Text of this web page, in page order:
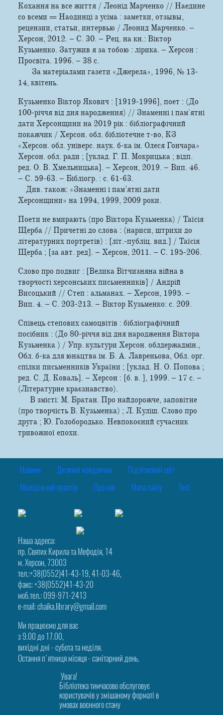
Кохання на все життя / Леонід Марченко // Наедине
со всеми = Наодинці з усіма : заметки, отзывы,
рецензии, статьи, интервью / Леонид Марченко. –
Херсон, 2012. – С. 30. – Рец. на кн.: Віктор
Кузьменко. Затужив я за тобою : лірика. – Херсон :
Просвіта. 1996. – 38 с.
За матеріалами газети «Джерела», 1996, № 13-
14, квітень.
Кузьменко Віктор Якович : [1919-1996], поет : (До
100-річчя від дня народження) // Знаменні і пам'ятні
дати Херсонщини на 2019 рік : бібліографічний
покажчик / Херсон. обл. бібліотечне т-во, КЗ
«Херсон. обл. універс. наук. б-ка ім. Олеся Гончара»
Херсон. обл. ради ; [уклад. Г. П. Мокрицька ; відп.
ред. О. В. Хмельницька]. – Херсон, 2019. – Вип. 46.
– С. 59-63. – Бібліогр. : с. 61-63.
Див. також: «Знаменні і пам’ятні дати
Херсонщини» на 1994, 1999, 2009 роки.
Поети не вмирають (про Віктора Кузьменка) / Таїсія
Щерба // Причетні до слова : (нариси, штрихи до
літературних портретів) : [літ.-публіц. вид.] / Таїсія
Щерба ; [за авт. ред]. – Херсон, 2011. – С. 195-206.
Слово про подвиг : [Велика Вітчизняна війна в
творчості херсонських письменників] / Андрій
Висоцький // Степ : альманах. – Херсон, 1995. –
Вип. 4. – С. 203-213. – Віктор Кузьменко: с. 209.
Співець степових самоцвітів : бібліографічний
посібник : (До 80-річчя від дня народження Віктора
Кузьменка ) / Упр. культури Херсон. облдержадмін.,
Обл. б-ка для юнацтва ім. Б. А. Лавреньова, Обл. орг.
спілки письменників України ; [уклад. Н. О. Попова ;
ред. С. Д. Коваль]. – Херсон : [б. в. ], 1999. – 17 с. –
(Літературне краєзнавство).
В змісті: М. Братан. Про найдорожче, заповітне
(про творчість В. Кузьменка) ; Л. Куліш. Слово про
друга ; Ю. Голобородько. Невпокоєний сучасник
тривожної епохи.
Новини Дитячий майданчик Підлітковий світ
Молодіжний простір Про нас Мапа сайту Test
Наша адреса:
пр. Святих Кирила та Мефодія, 14
м. Херсон, 73003
тел.:+38(0552)41-43-19, 41-03-46,
факс: +38(0552)41-43-20
моб.тел.: 099-971-2413
e-mail: chaika.library@gmail.com
Ми працюємо для вас
з 9.00 до 17.00,
вихідні дні - субота та неділя.
Остання п'ятниця місяця - санітарний день.
Увага!
Бібліотека тимчасово обслуговує
користувачів у змішаному форматі в
умовах воєнного стану